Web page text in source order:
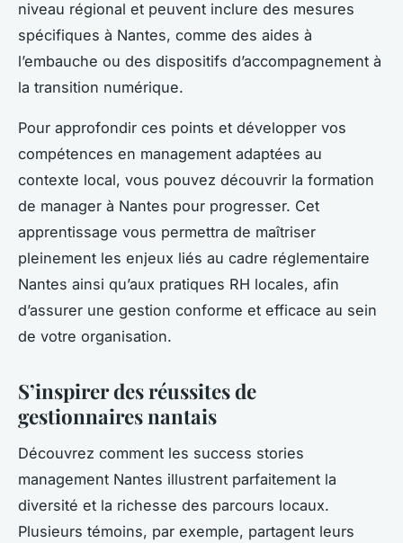
niveau régional et peuvent inclure des mesures
spécifiques à Nantes, comme des aides à
l’embauche ou des dispositifs d’accompagnement à
la transition numérique.
Pour approfondir ces points et développer vos
compétences en management adaptées au
contexte local, vous pouvez découvrir la formation
de manager à Nantes pour progresser. Cet
apprentissage vous permettra de maîtriser
pleinement les enjeux liés au cadre réglementaire
Nantes ainsi qu’aux pratiques RH locales, afin
d’assurer une gestion conforme et efficace au sein
de votre organisation.
S’inspirer des réussites de
gestionnaires nantais
Découvrez comment les success stories
management Nantes illustrent parfaitement la
diversité et la richesse des parcours locaux.
Plusieurs témoins, par exemple, partagent leurs